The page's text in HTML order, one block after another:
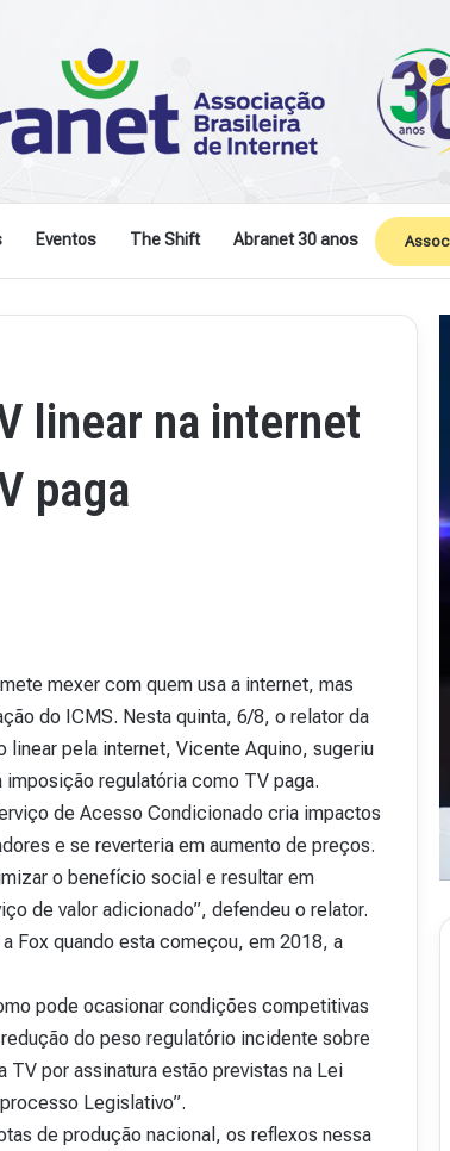
Eventos The Shift Abranet 30 anos
linear na internet
paga
mexer com quem usa a internet, mas
do ICMS. Nesta quinta, 6/8, o relator da
pela internet, Vicente Aquino, sugeriu
regulatória como TV paga.
de Acesso Condicionado cria impactos
e se reverteria em aumento de preços.
o benefício social e resultar em
de valor adicionado”, defendeu o relator.
Fox quando esta começou, em 2018, a
pode ocasionar condições competitivas
do peso regulatório incidente sobre
TV por assinatura estão previstas na Lei
Legislativo”.
de produção nacional, os reflexos nessa
R
i
s